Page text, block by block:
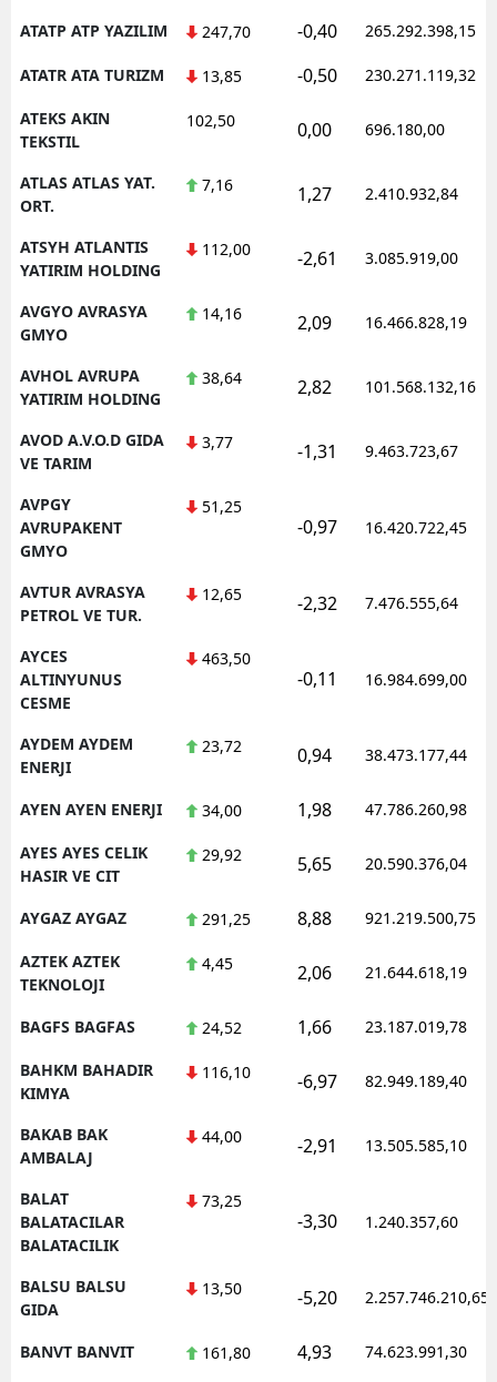
ATATP ATP YAZILIM 247,70 -0,40 265.292.398,15
ATATR ATA TURIZM 13,85 -0,50 230.271.119,32
ATEKS AKIN
TEKSTIL
102,50 0,00 696.180,00
ATLAS ATLAS YAT.
ORT.
7,16 1,27 2.410.932,84
ATSYH ATLANTIS
YATIRIM HOLDING
112,00 -2,61 3.085.919,00
AVGYO AVRASYA
GMYO
14,16 2,09 16.466.828,19
AVHOL AVRUPA
YATIRIM HOLDING
38,64 2,82 101.568.132,16
AVOD A.V.O.D GIDA
VE TARIM
3,77 -1,31 9.463.723,67
AVPGY
AVRUPAKENT
GMYO
51,25
-0,97 16.420.722,45
AVTUR AVRASYA
PETROL VE TUR.
12,65 -2,32 7.476.555,64
AYCES
ALTINYUNUS
CESME
463,50
-0,11 16.984.699,00
AYDEM AYDEM
ENERJI
23,72 0,94 38.473.177,44
AYEN AYEN ENERJI 34,00 1,98 47.786.260,98
AYES AYES CELIK
HASIR VE CIT
29,92 5,65 20.590.376,04
AYGAZ AYGAZ 291,25 8,88 921.219.500,75
AZTEK AZTEK
TEKNOLOJI
4,45 2,06 21.644.618,19
BAGFS BAGFAS 24,52 1,66 23.187.019,78
BAHKM BAHADIR
KIMYA
116,10 -6,97 82.949.189,40
BAKAB BAK
AMBALAJ
44,00 -2,91 13.505.585,10
BALAT
BALATACILAR
BALATACILIK
73,25
-3,30 1.240.357,60
BALSU BALSU
GIDA
13,50 -5,20 2.257.746.210,65
BANVT BANVIT 161,80 4,93 74.623.991,30